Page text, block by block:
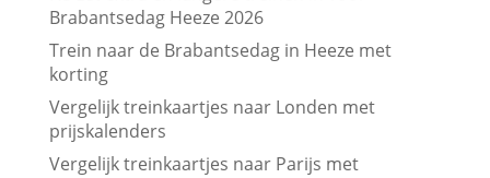
Brabantsedag Heeze 2026
Trein naar de Brabantsedag in Heeze met
korting
Vergelijk treinkaartjes naar Londen met
prijskalenders
Vergelijk treinkaartjes naar Parijs met